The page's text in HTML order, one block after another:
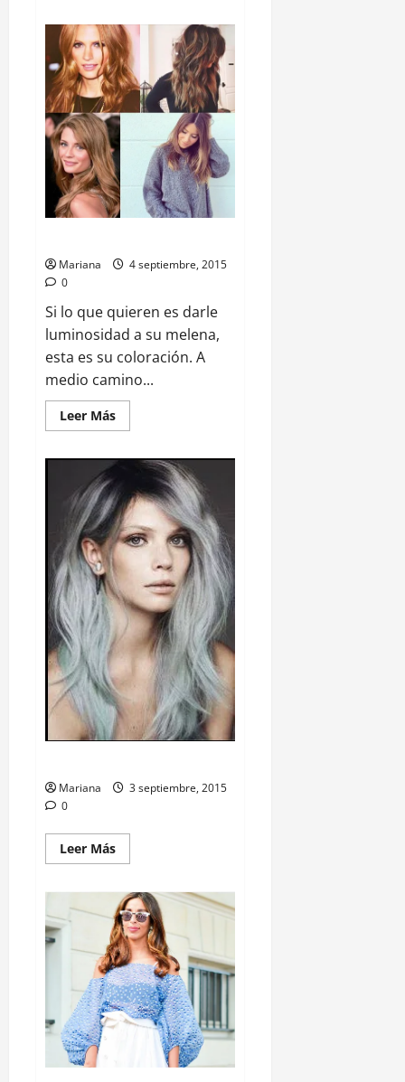
Mariana
4 septiembre, 2015
0
Si lo que quieren es darle
luminosidad a su melena,
esta es su coloración. A
medio camino...
Leer Más
Mariana
3 septiembre, 2015
0
Leer Más